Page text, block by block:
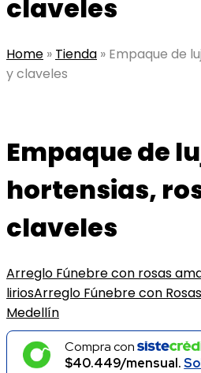
claveles
Home » Tienda » Empaque de
y claveles
Empaque de
hortensias,
claveles
Arreglo Fúnebre con rosas
liriosArreglo Fúnebre con
Medellín
Compra con
$40.449/mensual.